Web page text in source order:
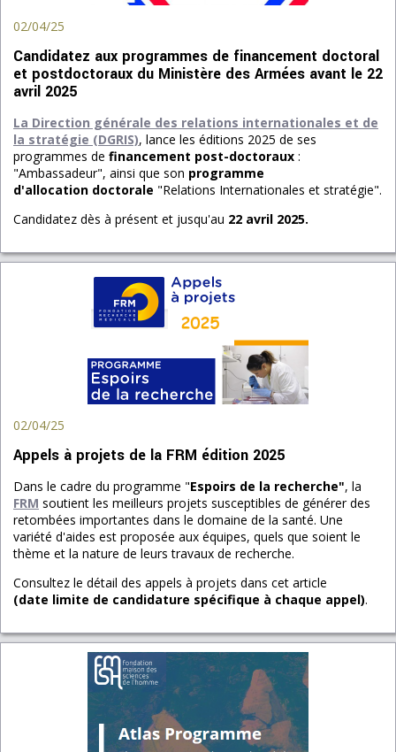
02/04/25
Candidatez aux programmes de financement doctoral
et postdoctoraux du Ministère des Armées avant le 22
avril 2025
La Direction générale des relations internationales et de
la stratégie (DGRIS), lance les éditions 2025 de ses
programmes de financement post-doctoraux :
"Ambassadeur", ainsi que son programme
d'allocation doctorale "Relations Internationales et stratégie".
Candidatez dès à présent et jusqu'au 22 avril 2025.
02/04/25
Appels à projets de la FRM édition 2025
Dans le cadre du programme "Espoirs de la recherche", la
FRM soutient les meilleurs projets susceptibles de générer des
retombées importantes dans le domaine de la santé. Une
variété d'aides est proposée aux équipes, quels que soient le
thème et la nature de leurs travaux de recherche.
Consultez le détail des appels à projets dans cet article
(date limite de candidature spécifique à chaque appel).